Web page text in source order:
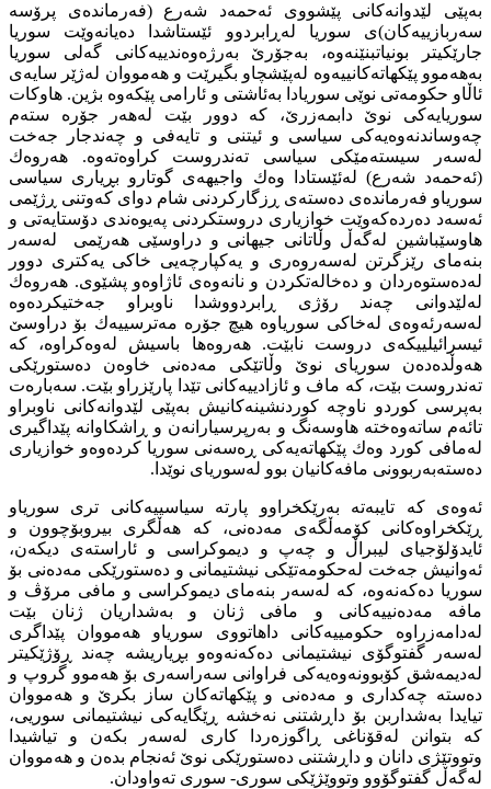
بەپێی لێدوانەكانی پێشووی ئەحمەد شەرع (فەرماندەی پرۆسە
سەربازییەكان)ی سوریا لەڕابردوو ئێستاشدا دەیانەوێت سوریا
جارێكیتر بونیاتبنێنەوە، بەجۆرێ بەرژەوەندییەكانی گەلی سوریا
بەهەموو پێكهاتەكانییەوە لەپێشچاو بگیرێت و هەمووان لەژێر سایەی
ئاڵاو حكومەتی نوێی سوریادا بەئاشتی و ئارامی پێكەوە بژین. هاوكات
سوریایەكی نوێ دابمەزرێ، كە دوور بێت لەهەر جۆرە ستەم
چەوساندنەوەیەكی سیاسی و ئیتنی و تایەفی و چەندجار جەخت
لەسەر سیستەمێكی سیاسی تەندروست كراوەتەوە. هەروەك
(ئەحمەد شەرع) لەئێستادا وەك واجیهەی گوتارو بڕیاری سیاسی
سوریاو فەرماندەی دەستەی ڕزگاركردنی شام دوای كەوتنی ڕژێمی
ئەسەد دەردەكەوێت خوازیاری دروستكردنی پەیوەندی دۆستایەتی و
هاوسێباشین لەگەڵ وڵاتانی جیهانی و دراوسێی هەرێمی لەسەر
بنەمای رێزگرتن لەسەروەری و یەكپارچەیی خاكی یەكتری دوور
لەدەستوەردان و دەخالەتكردن و نانەوەی ئاژاوەو پشێوی. هەروەك
لەلێدوانی چەند رۆژی ڕابردووشدا ناوبراو جەختیكردەوە
لەسەرئەوەی لەخاكی سوریاوە هیچ جۆرە مەترسییەك بۆ دراوسێ
ئیسرائیلییكەی دروست نابێت. هەروەها باسیش لەوەكراوە، كە
هەوڵدەدەن سوریای نوێ وڵاتێكی مەدەنی خاوەن دەستورێكی
تەندروست بێت، كە ماف و ئازادییەكانی تێدا پارێزراو بێت. سەبارەت
بەپرسی كوردو ناوچە كوردنشینەكانیش بەپێی لێدوانەكانی ناوبراو
تائەم ساتەوەختە هاوسەنگ و بەرپرسیارانەن و ڕاشكاوانە پێداگیری
لەمافی كورد وەك پێكهاتەیەكی ڕەسەنی سوریا كردەوەو خوازیاری
دەستەبەربوونی مافەكانیان بوو لەسوریای نوێدا.
ئەوەی كە تایبەتە بەرێكخراوو پارتە سیاسییەكانی تری سوریاو
ڕێكخراوەكانی كۆمەڵگەی مەدەنی، كە هەڵگری بیروبۆچوون و
ئایدۆلۆجیای لیبراڵ و چەپ و دیموكراسی و ئاراستەی دیكەن،
ئەوانیش جەخت لەحكومەتێكی نیشتیمانی و دەستورێكی مەدەنی بۆ
سوریا دەكەنەوە، كە لەسەر بنەمای دیموكراسی و مافی مرۆڤ و
مافە مەدەنییەكانی و مافی ژنان و بەشداریان ژنان بێت
لەدامەزراوە حكومییەكانی داهاتووی سوریاو هەمووان پێداگری
لەسەر گفتوگۆی نیشتیمانی دەكەنەوەو بڕیاریشە چەند ڕۆژێكیتر
لەدیمەشق كۆبوونەوەیەكی فراوانی سەراسەری بۆ هەموو گروپ و
دەستە چەكداری و مەدەنی و پێكهاتەكان ساز بكرێ و هەمووان
تیایدا بەشداربن بۆ داڕشتنی نەخشە ڕێگایەكی نیشتیمانی سوریی،
كە بتوانن لەقۆناغی ڕاگوزەردا كاری لەسەر بكەن و تیاشیدا
وتووتێژی دانان و داڕشتنی دەستورێكی نوێ ئەنجام بدەن و هەمووان
لەگەڵ گفتوگۆوو وتووێژێكی سوری- سوری تەواودان.